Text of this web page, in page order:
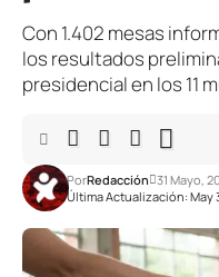
Con 1.402 mesas
los resultados
presidencial en los 11
Última Actualización: May
PorRedacción 31 Mayo,